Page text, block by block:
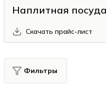
Наплитная
Скачать прайс-лист
Фильтры